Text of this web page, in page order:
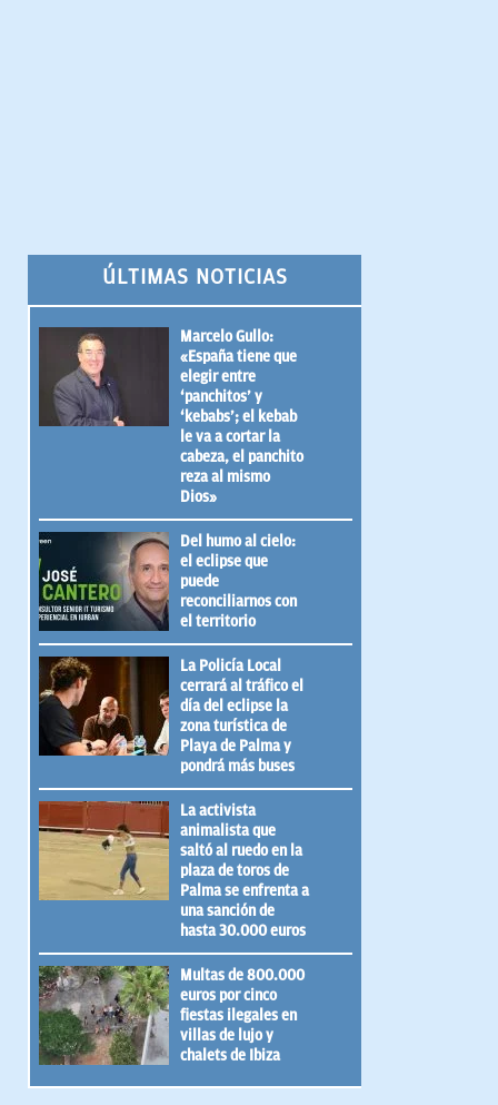
ÚLTIMAS NOTICIAS
Marcelo Gullo:
«España tiene que
elegir entre
‘panchitos’ y
‘kebabs’; el kebab
le va a cortar la
cabeza, el panchito
reza al mismo
Dios»
Del humo al cielo:
el eclipse que
puede
reconciliarnos con
el territorio
La Policía Local
cerrará al tráfico el
día del eclipse la
zona turística de
Playa de Palma y
pondrá más buses
La activista
animalista que
saltó al ruedo en la
plaza de toros de
Palma se enfrenta a
una sanción de
hasta 30.000 euros
Multas de 800.000
euros por cinco
fiestas ilegales en
villas de lujo y
chalets de Ibiza